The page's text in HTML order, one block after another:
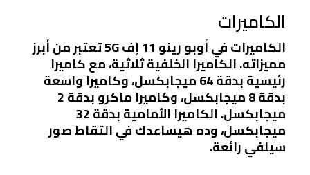
الكاميرات
الكاميرات في أوبو رينو 11 إف 5G تعتبر من أبرز
مميزاته. الكاميرا الخلفية ثلاثية، مع كاميرا
رئيسية بدقة 64 ميجابكسل، وكاميرا واسعة
بدقة 8 ميجابكسل، وكاميرا ماكرو بدقة 2
ميجابكسل. الكاميرا الأمامية بدقة 32
ميجابكسل، وده هيساعدك في التقاط صور
سيلفي رائعة.